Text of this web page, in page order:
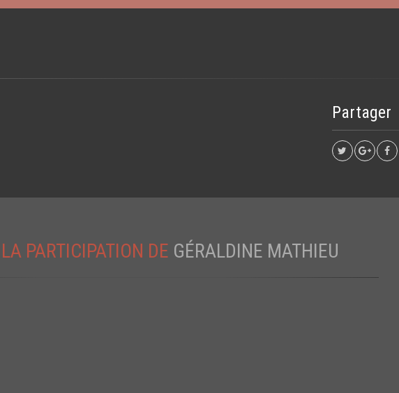
Partager
PARTICIPATION DE GÉRALDINE MATHIEU